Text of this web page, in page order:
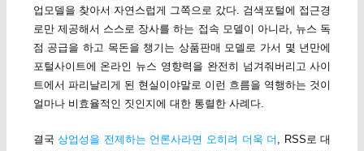
업모델을 찾아서 자연스럽게 그쪽으로 갔다. 검색포털에 접근경
로만 제공해서 스스로 장사를 하는 접속 모델이 아니라, 뉴스 독
점 공급을 하고 목돈을 챙기는 상품판매 모델로 가서 몇 년만에
포털사이트에 온라인 뉴스 영향력을 완전히 넘겨줘버리고 사이
트에서 파리날리게 된 현실이야말로 이런 흐름을 역행하는 것이
얼마나 비효율적인 짓인지에 대한 통렬한 사례다.
결국상업성을 전제하는 언론사라면 오히려 더욱 더 , RSS로 대